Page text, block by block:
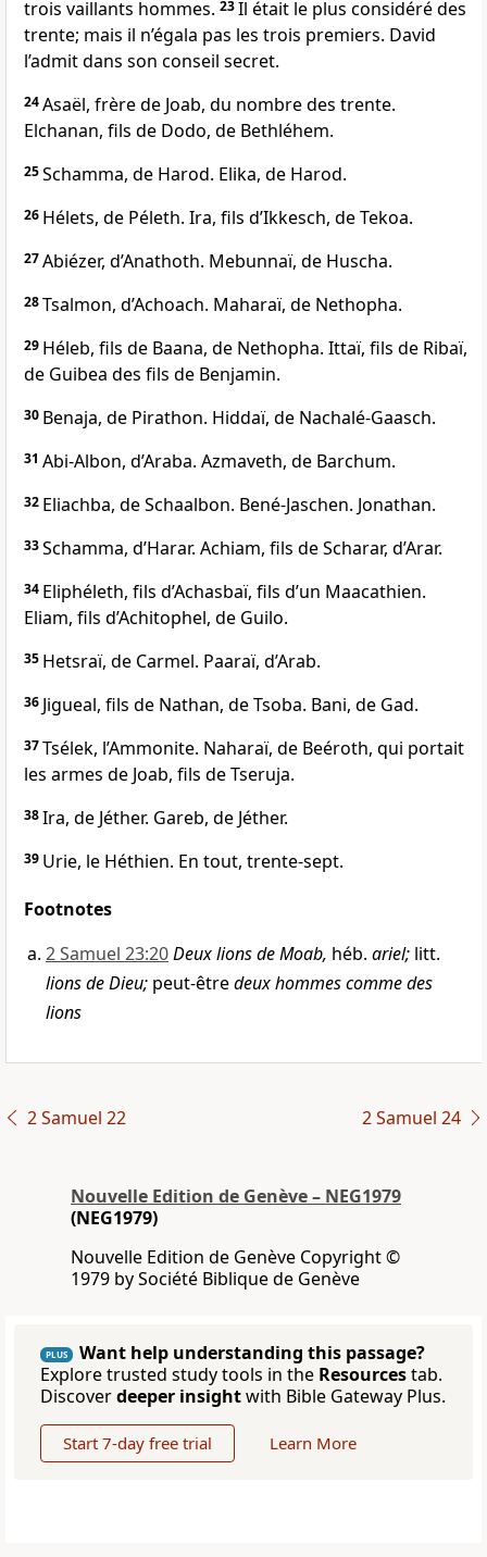
trois vaillants hommes. 23Il était le plus considéré des
trente; mais il n’égala pas les trois premiers. David
l’admit dans son conseil secret.
24Asaël, frère de Joab, du nombre des trente.
Elchanan, fils de Dodo, de Bethléhem.
25Schamma, de Harod. Elika, de Harod.
26 Hélets, de Péleth. Ira, fils d’Ikkesch, de Tekoa.
27Abiézer, d’Anathoth. Mebunnaï, de Huscha.
28Tsalmon, d’Achoach. Maharaï, de Nethopha.
29 Héleb, fils de Baana, de Nethopha. Ittaï, fils de Ribaï,
de Guibea des fils de Benjamin.
30 Benaja, de Pirathon. Hiddaï, de Nachalé-Gaasch.
31 Abi-Albon, d’Araba. Azmaveth, de Barchum.
32 Eliachba, de Schaalbon. Bené-Jaschen. Jonathan.
33Schamma, d’Harar. Achiam, fils de Scharar, d’Arar.
34 Eliphéleth, fils d’Achasbaï, fils d’un Maacathien.
Eliam, fils d’Achitophel, de Guilo.
35 Hetsraï, de Carmel. Paaraï, d’Arab.
36 Jigueal, fils de Nathan, de Tsoba. Bani, de Gad.
37Tsélek, l’Ammonite. Naharaï, de Beéroth, qui portait
les armes de Joab, fils de Tseruja.
38Ira, de Jéther. Gareb, de Jéther.
39 Urie, le Héthien. En tout, trente-sept.
Footnotes
2 Samuel 23:20Deux lions de Moab, héb. ariel; litt.
lions de Dieu; peut-êtredeux hommes comme des
lions
2 Samuel 22 2 Samuel 24
Nouvelle Edition de Genève – NEG1979
(NEG1979)
Nouvelle Edition de Genève Copyright ©
1979 by Société Biblique de Genève
PLUS
Want help understanding this passage?
Explore trusted study tools in the Resourcestab.
Discoverdeeper insightwith Bible Gateway Plus.
Start 7-day free trial Learn More